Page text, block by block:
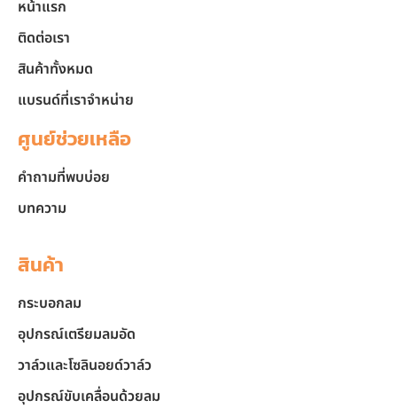
หน้าแรก
ติดต่อเรา
สินค้าทั้งหมด
แบรนด์ที่เราจำหน่าย
ศูนย์ช่วยเหลือ
คำถามที่พบบ่อย
บทความ
สินค้า
กระบอกลม
อุปกรณ์เตรียมลมอัด
วาล์วและโซลินอยด์วาล์ว
อุปกรณ์ขับเคลื่อนด้วยลม